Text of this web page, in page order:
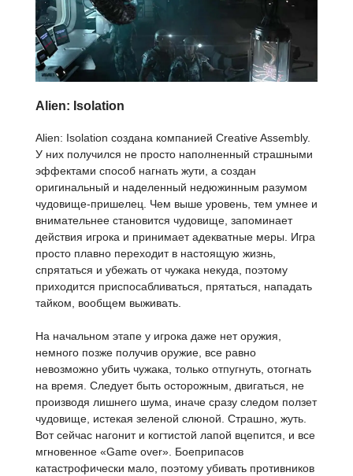
Alien: Isolation
Alien: Isolation создана компанией Creative Assembly.
У них получился не просто наполненный страшными
эффектами способ нагнать жути, а создан
оригинальный и наделенный недюжинным разумом
чудовище-пришелец. Чем выше уровень, тем умнее и
внимательнее становится чудовище, запоминает
действия игрока и принимает адекватные меры. Игра
просто плавно переходит в настоящую жизнь,
спрятаться и убежать от чужака некуда, поэтому
приходится приспосабливаться, прятаться, нападать
тайком, вообщем выживать.
На начальном этапе у игрока даже нет оружия,
немного позже получив оружие, все равно
невозможно убить чужака, только отпугнуть, отогнать
на время. Следует быть осторожным, двигаться, не
производя лишнего шума, иначе сразу следом ползет
чудовище, истекая зеленой слюной. Страшно, жуть.
Вот сейчас нагонит и когтистой лапой вцепится, и все
мгновенное «Game over». Боеприпасов
катастрофически мало, поэтому убивать противников